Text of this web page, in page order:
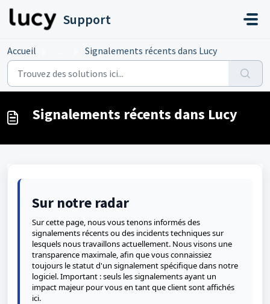
Support
Accueil Signalements récents dans Lucy
Signalements récents dans Lucy
Sur notre radar
Sur cette page, nous vous tenons informés des
signalements récents ou des incidents techniques sur
lesquels nous travaillons actuellement. Nous visons une
transparence maximale, afin que vous connaissiez
toujours le statut d'un signalement spécifique dans notre
logiciel. Important : seuls les signalements ayant un
impact majeur pour vous en tant que client sont affichés
ici.